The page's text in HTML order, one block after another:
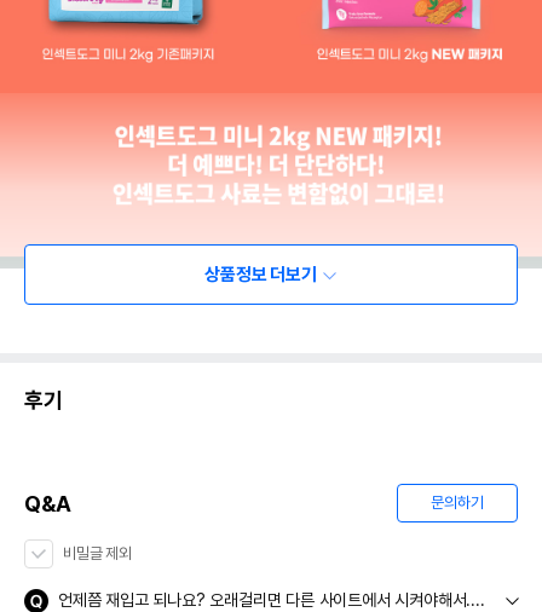
상품정보 더보기
후기
Q&A 문의하기
비밀글 제외
언제쯤 재입고 되나요? 오래걸리면 다른 사이트에서 시켜야해서....